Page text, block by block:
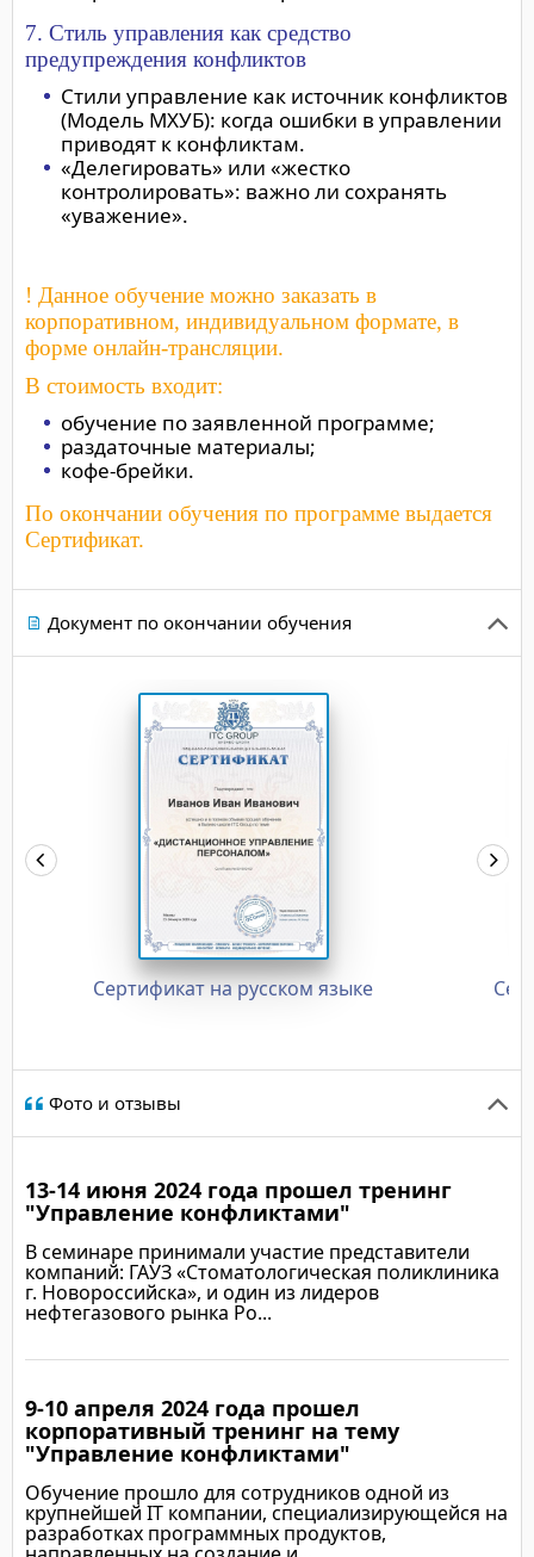
7. Стиль управления как средство
предупреждения конфликтов
Стили управление как источник конфликтов
(Модель МХУБ): когда ошибки в управлении
приводят к конфликтам.
«Делегировать» или «жестко
контролировать»: важно ли сохранять
«уважение».
! Данное обучение можно заказать в
корпоративном, индивидуальном формате, в
форме онлайн-трансляции.
В стоимость входит:
обучение по заявленной программе;
раздаточные материалы;
кофе-брейки.
По окончании обучения по программе выдается
Сертификат.
Документ по окончании обучения
Сертификат на русском языке
Фото и отзывы
13-14 июня 2024 года прошел тренинг
"Управление конфликтами"
В семинаре принимали участие представители
компаний: ГАУЗ «Стоматологическая поликлиника
г. Новороссийска», и один из лидеров
нефтегазового рынка Ро...
Подробнее
9-10 апреля 2024 года прошел
корпоративный тренинг на тему
"Управление конфликтами"
Обучение прошло для сотрудников одной из
крупнейшей IT компании, специализирующейся на
разработках программных продуктов,